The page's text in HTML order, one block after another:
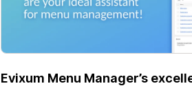
Evixum Menu Manager’s